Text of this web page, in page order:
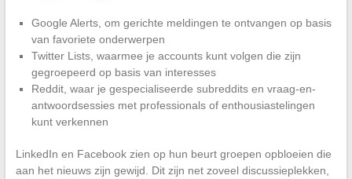
Google Alerts, om gerichte meldingen te ontvangen op basis
van favoriete onderwerpen
Twitter Lists, waarmee je accounts kunt volgen die zijn
gegroepeerd op basis van interesses
Reddit, waar je gespecialiseerde subreddits en vraag-en-
antwoordsessies met professionals of enthousiastelingen
kunt verkennen
LinkedIn en Facebook zien op hun beurt groepen opbloeien die
aan het nieuws zijn gewijd. Dit zijn net zoveel discussieplekken,